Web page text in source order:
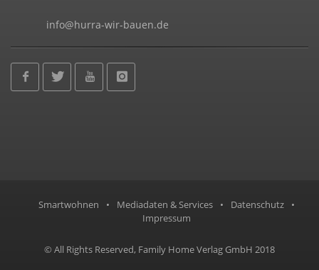
info@hurra-wir-bauen.de
Smartwohnen • Mediadaten & Services • Datenschutz
•
Impressum
© All Rights Reserved, Family Home Verlag GmbH 2018